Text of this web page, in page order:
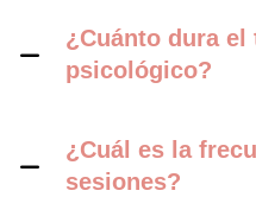
¿Cuánto dura
psicológico?
¿Cuál es la
sesiones?